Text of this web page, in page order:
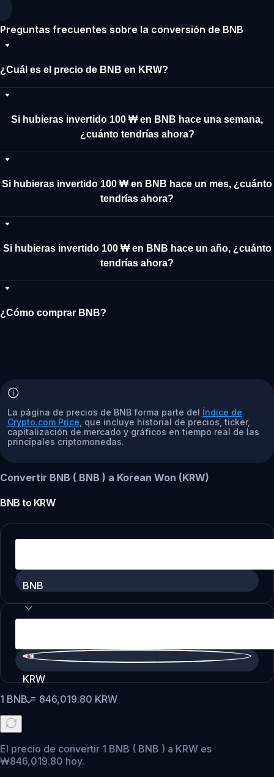
Preguntas frecuentes sobre la conversión de BNB
¿Cuál es el precio de BNB en KRW?
Si hubieras invertido 100 ₩ en BNB hace una semana,
¿cuánto tendrías ahora?
Si hubieras invertido 100 ₩ en BNB hace un mes, ¿cuánto
tendrías ahora?
Si hubieras invertido 100 ₩ en BNB hace un año, ¿cuánto
tendrías ahora?
¿Cómo comprar BNB?
La página de precios de BNB forma parte del Índice de
Crypto.com Price , que incluye historial de precios, ticker,
capitalización de mercado y gráficos en tiempo real de las
principales criptomonedas.
Convertir BNB ( BNB ) a Korean Won (KRW)
BNB to KRW
BNB
KRW
1 BNB= 846,019.80 KRW
El precio de convertir 1 BNB ( BNB ) a KRW es
₩846,019.80 hoy.